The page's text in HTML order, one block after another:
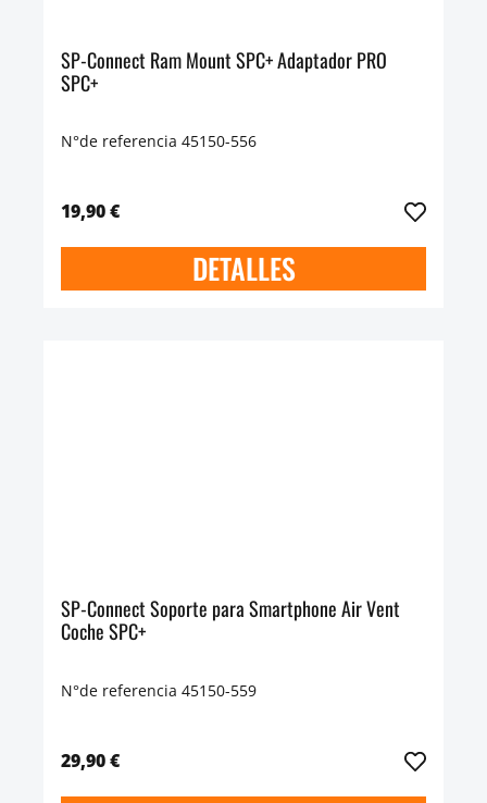
SP-Connect Ram Mount SPC+ Adaptador PRO
SPC+
N°de referencia 45150-556
19,90 €
DETALLES
SP-Connect Soporte para Smartphone Air Vent
Coche SPC+
N°de referencia 45150-559
29,90 €